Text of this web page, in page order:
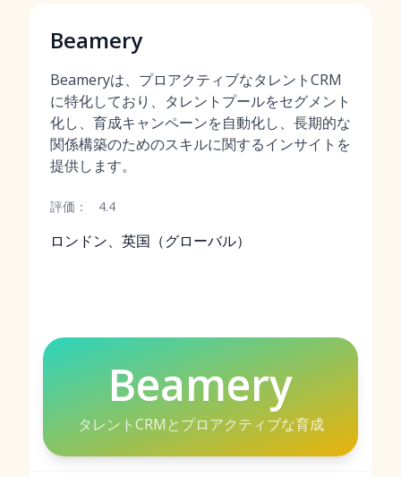
Beamery
Beameryは、プロアクティブなタレントCRM
に特化しており、タレントプールをセグメント
化し、育成キャンペーンを自動化し、長期的な
関係構築のためのスキルに関するインサイトを
提供します。
評価： 4.4
ロンドン、英国（グローバル）
Beamery
タレントCRMとプロアクティブな育成